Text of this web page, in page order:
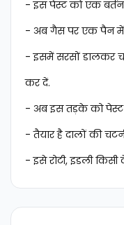
- इस पेस्ट को एक
- अब गैस पर एक पैन में
- इसमें सरसों डालकर
कर दें.
- अब इस तड़के को
- तैयार है दालों की
- इसे रोटी, इडली